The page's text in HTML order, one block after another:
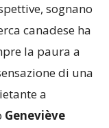
sognano
canadese ha
la paura a
di una
a
Geneviève